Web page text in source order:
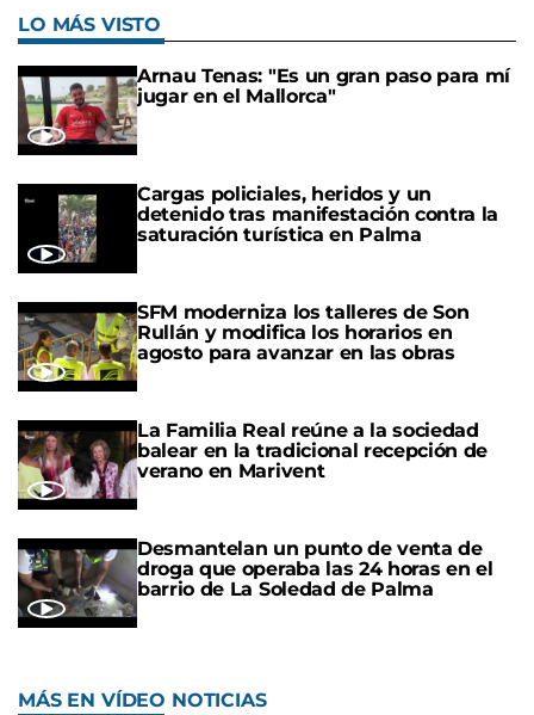
LO MÁS VISTO
Arnau Tenas: "Es un gran paso para mí
jugar en el Mallorca"
Cargas policiales, heridos y un
detenido tras manifestación contra la
saturación turística en Palma
SFM moderniza los talleres de Son
Rullán y modifica los horarios en
agosto para avanzar en las obras
La Familia Real reúne a la sociedad
balear en la tradicional recepción de
verano en Marivent
Desmantelan un punto de venta de
droga que operaba las 24 horas en el
barrio de La Soledad de Palma
MÁS EN VÍDEO NOTICIAS